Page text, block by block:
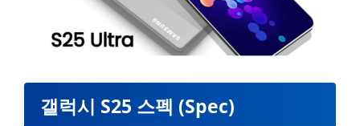
갤럭시 S25 스펙 (Spec)